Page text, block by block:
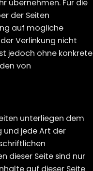
übernehmen. Für die
der Seiten
auf mögliche
Verlinkung nicht
jedoch ohne konkrete
von
unterliegen dem
und jede Art der
dieser Seite sind nur